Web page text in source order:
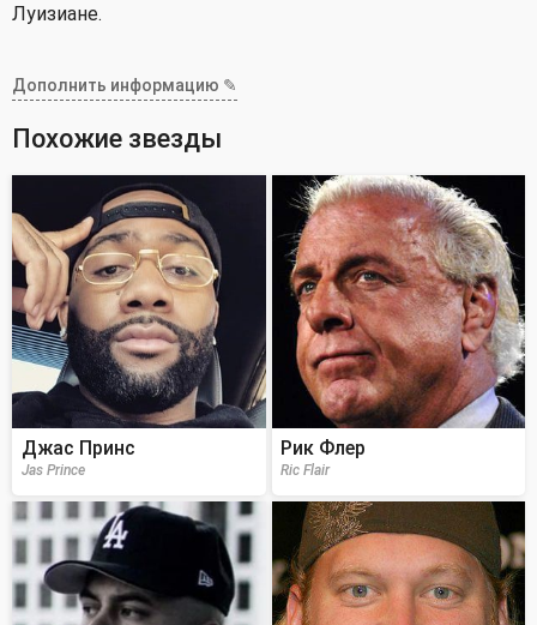
Луизиане.
Дополнить информацию ✎
Похожие звезды
Джас Принс
Jas Prince
Рик Флер
Ric Flair